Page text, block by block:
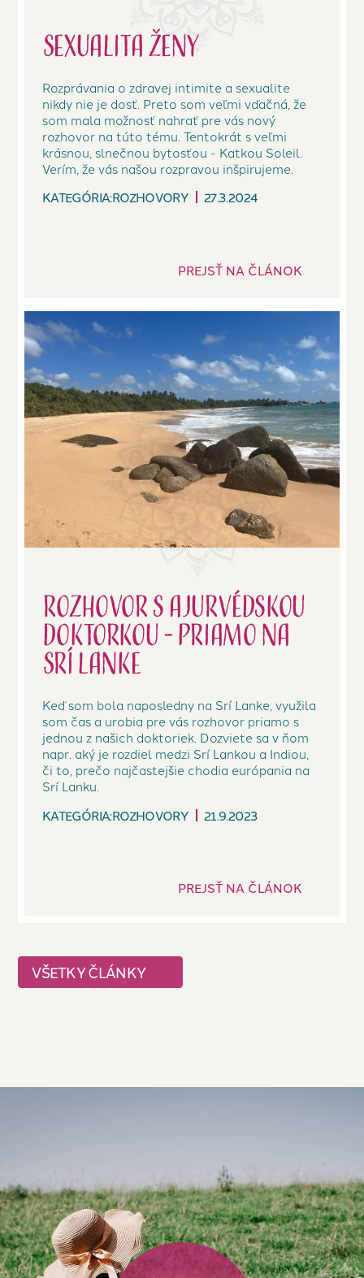
VŠETKY ČLÁNKY
Sexualita ženy
Rozprávania o zdravej intimite a sexualite
nikdy nie je dosť. Preto som veľmi vďačná, že
som mala možnosť nahrať pre vás nový
rozhovor na túto tému. Tentokrát s veľmi
krásnou, slnečnou bytosťou - Katkou Soleil.
Verím, že vás našou rozpravou inšpirujeme.
KATEGÓRIA:ROZHOVORY 27.3.2024
PREJSŤ NA ČLÁNOK
Rozhovor s ajurvédskou
doktorkou - priamo na
Srí Lanke
Keď som bola naposledny na Srí Lanke, využila
som čas a urobia pre vás rozhovor priamo s
jednou z našich doktoriek. Dozviete sa v ňom
napr. aký je rozdiel medzi Srí Lankou a Indiou,
či to, prečo najčastejšie chodia európania na
Srí Lanku.
KATEGÓRIA:ROZHOVORY 21.9.2023
PREJSŤ NA ČLÁNOK